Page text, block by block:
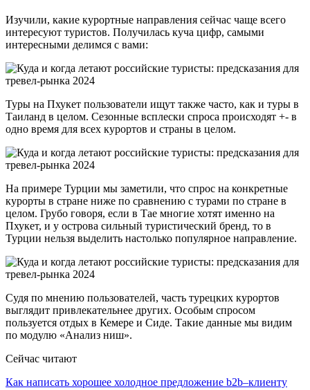
Изучили, какие курортные направления сейчас чаще всего
интересуют туристов. Получилась куча цифр, самыми
интересными делимся с вами:
Туры на Пхукет пользователи ищут также часто, как и туры в
Таиланд в целом. Сезонные всплески спроса происходят +- в
одно время для всех курортов и страны в целом.
На примере Турции мы заметили, что спрос на конкретные
курорты в стране ниже по сравнению с турами по стране в
целом. Грубо говоря, если в Тае многие хотят именно на
Пхукет, и у острова сильный туристический бренд, то в
Турции нельзя выделить настолько популярное направление.
Судя по мнению пользователей, часть турецких курортов
выглядит привлекательнее других. Особым спросом
пользуется отдых в Кемере и Сиде. Такие данные мы видим
по модулю «Анализ ниш».
Сейчас читают
Как написать хорошее холодное предложение b2b–клиенту